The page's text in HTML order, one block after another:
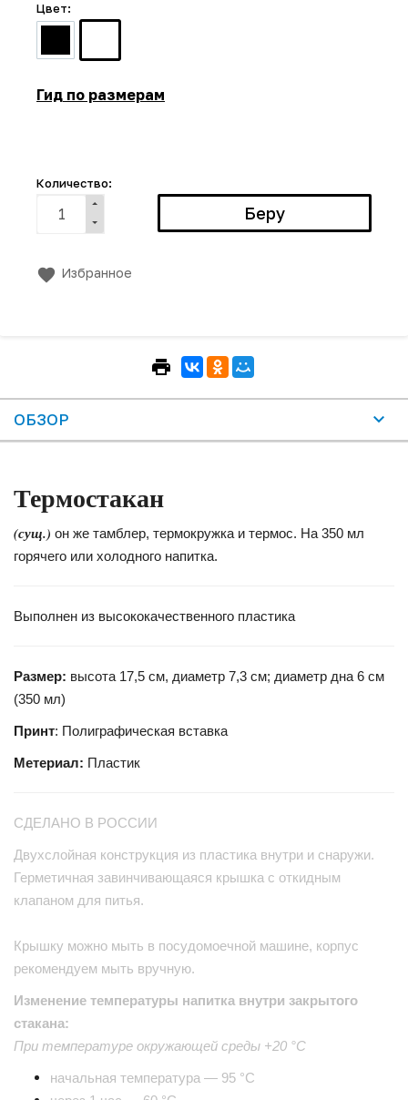
Цвет:
Гид по размерам
Количество:
Избранное
ОБЗОР
Термостакан
(сущ.) он же тамблер, термокружка и термос. На 350 мл
горячего или холодного напитка.
Выполнен из высококачественного пластика
Размер: высота 17,5 см, диаметр 7,3 см; диаметр дна 6 см
(350 мл)
Принт: Полиграфическая вставка
Метериал: Пластик
СДЕЛАНО В РОССИИ
Двухслойная конструкция из пластика внутри и снаружи.
Герметичная завинчивающаяся крышка с откидным
клапаном для питья.
Крышку можно мыть в посудомоечной машине, корпус
рекомендуем мыть вручную.
Изменение температуры напитка внутри закрытого
стакана:
При температуре окружающей среды +20 °С
начальная температура — 95 °С